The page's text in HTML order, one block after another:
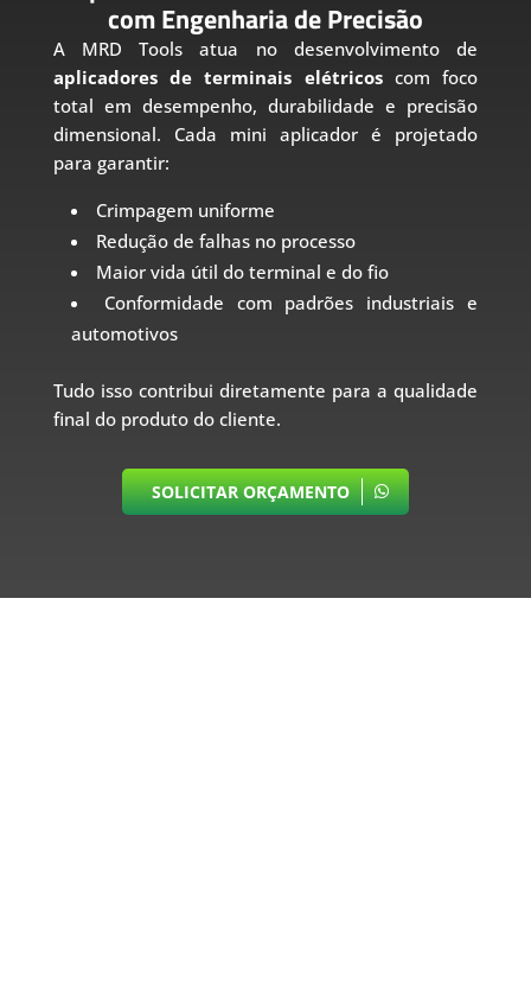
com Engenharia de Precisão
A MRD Tools atua no desenvolvimento de
aplicadores de terminais elétricoscom foco
total em desempenho, durabilidade e precisão
dimensional. Cada mini aplicador é projetado
para garantir:
Crimpagem uniforme
Redução de falhas no processo
Maior vida útil do terminal e do fio
Conformidade com padrões industriais e
automotivos
Tudo isso contribui diretamente para a qualidade
final do produto do cliente.
SOLICITAR ORÇAMENTO